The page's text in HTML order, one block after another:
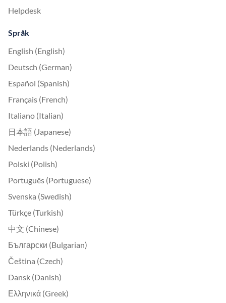
Helpdesk
Språk
English (English)
Deutsch (German)
Español (Spanish)
Français (French)
Italiano (Italian)
日本語 (Japanese)
Nederlands (Nederlands)
Polski (Polish)
Português (Portuguese)
Svenska (Swedish)
Türkçe (Turkish)
中文 (Chinese)
Български (Bulgarian)
Čeština (Czech)
Dansk (Danish)
Ελληνικά (Greek)